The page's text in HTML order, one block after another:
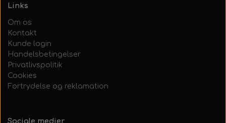
Links
Om os
Kontakt
Kunde login
Handelsbetingelser
Privatlivspolitik
Cookies
Fortrydelse og reklamation
Sociale medier